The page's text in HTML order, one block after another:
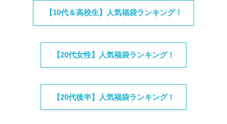
【10代＆高校生】人気福袋ランキング！
【20代女性】人気福袋ランキング！
【20代後半】人気福袋ランキング！